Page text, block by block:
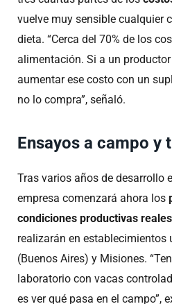
vuelve muy sensible cualquier
dieta. “Cerca del 70% de los
alimentación. Si a un
aumentar ese costo con un
no lo compra”, señaló.
Ensayos a campo y
Tras varios años de desarrollo
empresa comenzará ahora los
condiciones productivas reales
realizarán en establecimientos
(Buenos Aires) y Misiones.
laboratorio con vacas
es ver qué pasa en el campo”,